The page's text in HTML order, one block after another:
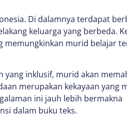
Di dalamnya terdapat
keluarga yang berbeda.
murid belajar
inklusif, murid akan
merupakan kekayaan yang
ini jauh lebih bermakna
dalam buku teks.